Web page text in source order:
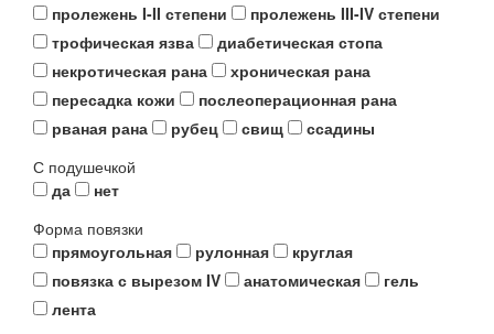
пролежень I-II степени
пролежень III-IV степени
трофическая язва
диабетическая стопа
некротическая рана
хроническая рана
пересадка кожи
послеоперационная рана
рваная рана
рубец свищ
ссадины
С подушечкой
да
нет
Форма повязки
прямоугольная
рулонная
круглая
повязка с вырезом IV
анатомическая
гель
лента